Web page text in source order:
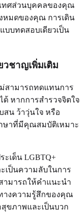
เทศส่วนบุคคลของคุณ
หมดของคุณ การเดิน
บทดสอบเดียวเป็น
วชาญเพิ่มเติม
สามารถทดแทนการ
หากการสำรวจจิตใจ
น ว้าวุ่นใจ หรือ
ษาที่มีคุณสมบัติเหมาะ
เด็น LGBTQ+
ป็นความลับในการ
ามารถให้คำแนะนำ
างความรู้สึกของคุณ
ขภาพและเป็นบวก